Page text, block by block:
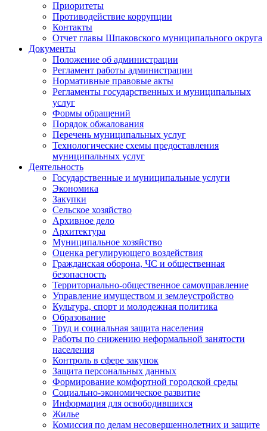
Приоритеты
Противодействие коррупции
Контакты
Отчет главы Шпаковского муниципального округа
Документы
Положение об администрации
Регламент работы администрации
Нормативные правовые акты
Регламенты государственных и муниципальных
услуг
Формы обращений
Порядок обжалования
Перечень муниципальных услуг
Технологические схемы предоставления
муниципальных услуг
Деятельность
Государственные и муниципальные услуги
Экономика
Закупки
Сельское хозяйство
Архивное дело
Архитектура
Муниципальное хозяйство
Оценка регулирующего воздействия
Гражданская оборона, ЧС и общественная
безопасность
Территориально-общественное самоуправление
Управление имуществом и землеустройство
Культура, спорт и молодежная политика
Образование
Труд и социальная защита населения
Работы по снижению неформальной занятости
населения
Контроль в сфере закупок
Защита персональных данных
Формирование комфортной городской среды
Социально-экономическое развитие
Информация для освободившихся
Жилье
Комиссия по делам несовершеннолетних и защите